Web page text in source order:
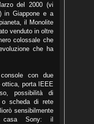
del 2000 (vi
in Giappone e a
il Monolite
venduto in oltre
colossale che
che ha
con due
ottica, porta IEEE
possibilità di
o scheda di rete
sensibilmente
Sony: il